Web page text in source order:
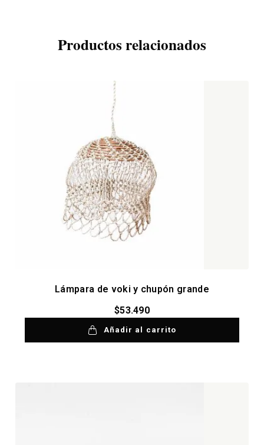
Productos relacionados
Lámpara de voki y chupón grande
$53.490
Añadir al carrito